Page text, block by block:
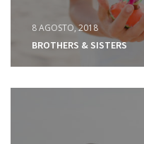
8 AGOSTO, 2018
BROTHERS & SISTERS